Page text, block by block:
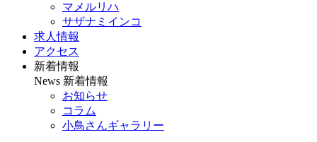
マメルリハ
サザナミインコ
求人情報
アクセス
新着情報
News 新着情報
お知らせ
コラム
小鳥さんギャラリー